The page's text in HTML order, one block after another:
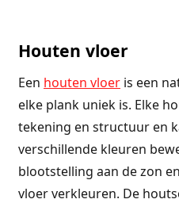
Houten vloer
Een houten vloeris een
elke plank uniek is. Elke
tekening en structuur en
verschillende kleuren
blootstelling aan de zon
vloer verkleuren. De